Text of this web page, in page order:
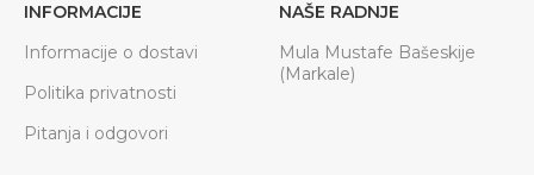
INFORMACIJE
Informacije o dostavi
Politika privatnosti
Pitanja i odgovori
NAŠE RADNJE
Mula Mustafe Bašeskije
(Markale)